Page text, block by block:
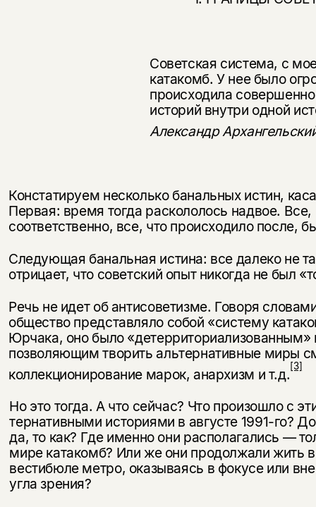
Советская система, с
катакомб. У нее было
происходила
историй внутри одной
Александр
Констатируем несколько банальных истин,
Первая: время тогда раскололось надвое.
соответственно, все, что происходило после,
Следующая банальная истина: все далеко не
отрицает, что советский опыт никогда не был
Речь не идет об антисоветизме. Говоря
общество представляло собой «систему
Юрчака, оно было «детерриториализованным»
позволяющим творить альтернативные миры
коллекционирование марок, анархизм и т.д.[3]
Но это тогда. А что сейчас? Что произошло с
тернативными историями в августе 1991-го?
да, то как? Где именно они располагались —
мире катакомб? Или же они продолжали жить
вестибюле метро, оказываясь в фокусе или
угла зрения?